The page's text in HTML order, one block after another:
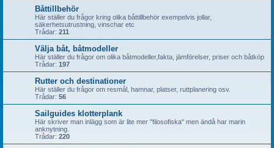
Båttillbehör
Här ställer du frågor kring olika båttillbehör exempelvis jollar,
säkerhetsutrustning, vinschar etc
Trådar: 211
Välja båt, båtmodeller
Här ställer du frågor om olika båtmodeller,fakta, jämförelser, priser och båtköp
Trådar: 197
Rutter och destinationer
Här ställer du frågor om resmål, hamnar, platser, ruttplanering osv.
Trådar: 56
Sailguides klotterplank
Här skriver man inlägg som är lite mer "filosofiska" men ändå har marin
anknytning.
Trådar: 220